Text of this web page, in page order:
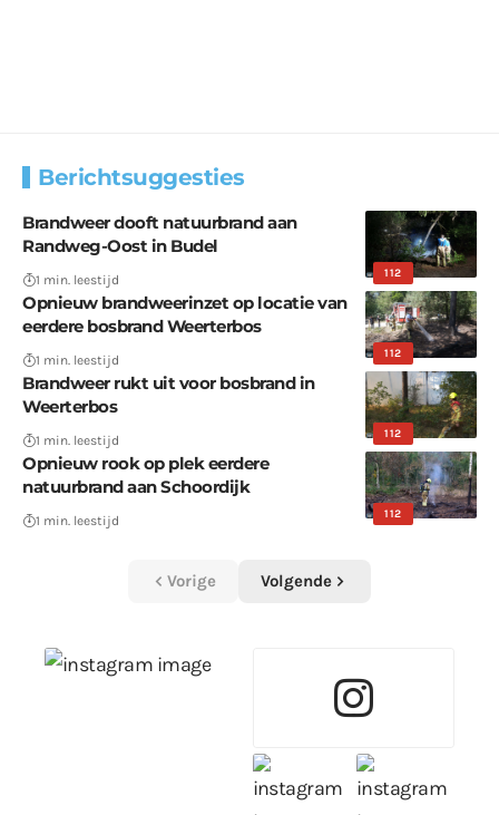
Berichtsuggesties
112
Brandweer dooft natuurbrand aan
Randweg-Oost in Budel
1 min. leestijd
112
Opnieuw brandweerinzet op locatie van
eerdere bosbrand Weerterbos
1 min. leestijd
112
Brandweer rukt uit voor bosbrand in
Weerterbos
1 min. leestijd
112
Opnieuw rook op plek eerdere
natuurbrand aan Schoordijk
1 min. leestijd
Vorige Volgende